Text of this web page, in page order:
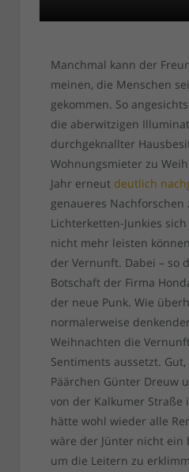
Manchmal kann der
meinen, die Menschen
gekommen. So
die aberwitzigen
durchgeknallter
Wohnungsmieter zu
Jahr erneut deutlich
genaueres Nachforschen
Lichterketten-Junkies
nicht mehr leisten
der Vernunft. Dabei – so
Botschaft der Firma
der neue Punk. Wie
normalerweise
Weihnachten die
Sentiments aussetzt.
Päärchen Günter Dreuw
von der Kalkumer Straße
hätte wohl wieder alle
wäre der Jünter nicht ein
um die Leitern zu